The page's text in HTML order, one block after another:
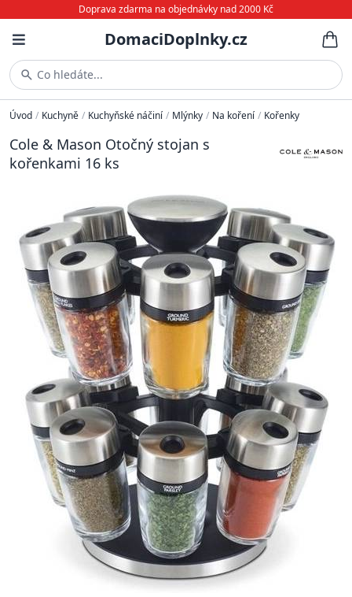
Doprava zdarma na objednávky nad 2000 Kč
DomaciDoplnky.cz
Co hledáte...
Úvod / Kuchyně / Kuchyňské náčiní / Mlýnky / Na koření / Kořenky
Cole & Mason Otočný stojan s
kořenkami 16 ks